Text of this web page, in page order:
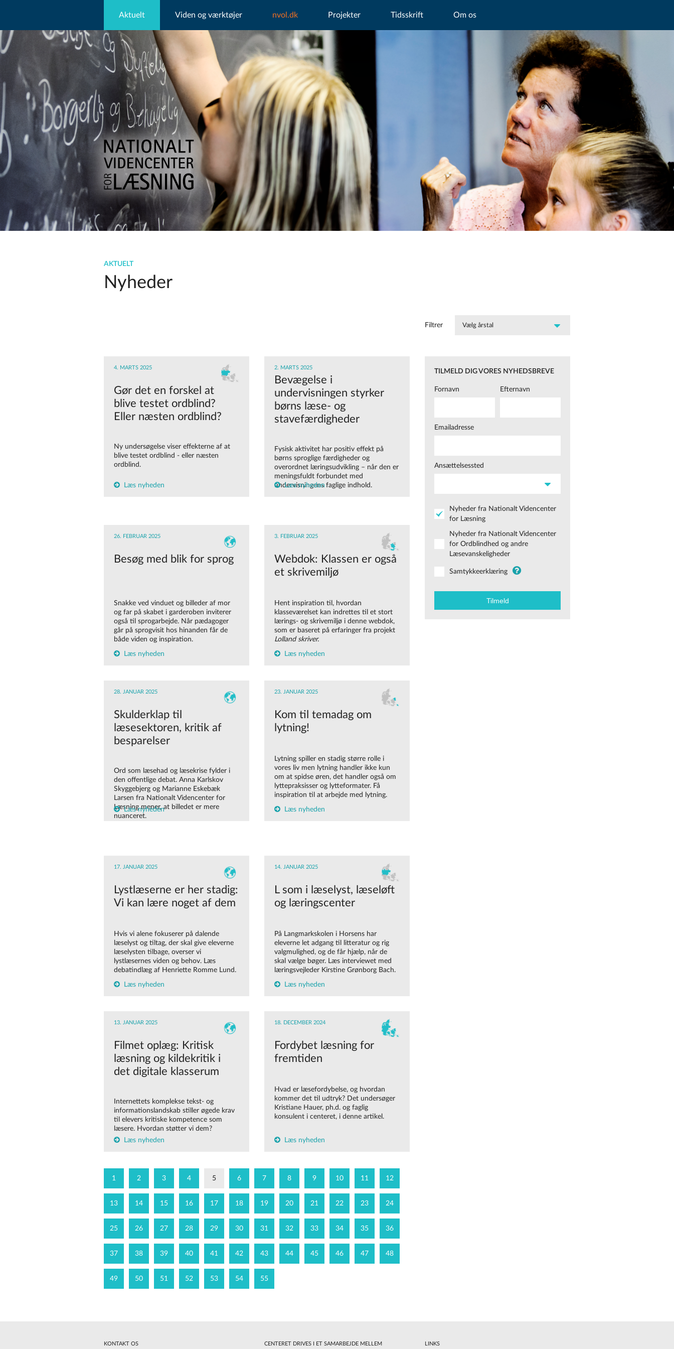
Aktuelt Viden og værktøjer nvol.dk Projekter Tidsskrift Om os
AKTUELT
Nyheder
Filtrer
4. MARTS 2025
Gør det en forskel at
blive testet ordblind?
Eller næsten ordblind?
Ny undersøgelse viser effekterne af at
blive testet ordblind - eller næsten
ordblind.
Læs nyheden
2. MARTS 2025
Bevægelse i
undervisningen styrker
børns læse- og
stavefærdigheder
Fysisk aktivitet har positiv effekt på
børns sproglige færdigheder og
overordnet læringsudvikling – når den er
meningsfuldt forbundet med
undervisningens faglige indhold.
Læs nyheden
26. FEBRUAR 2025
Besøg med blik for sprog
Snakke ved vinduet og billeder af mor
og far på skabet i garderoben inviterer
også til sprogarbejde. Når pædagoger
går på sprogvisit hos hinanden får de
både viden og inspiration.
Læs nyheden
3. FEBRUAR 2025
Webdok: Klassen er også
et skrivemiljø
Hent inspiration til, hvordan
klasseværelset kan indrettes til et stort
lærings- og skrivemiljø i denne webdok,
som er baseret på erfaringer fra projekt
Lolland skriver.
Læs nyheden
28. JANUAR 2025
Skulderklap til
læsesektoren, kritik af
besparelser
Ord som læsehad og læsekrise fylder i
den offentlige debat. Anna Karlskov
Skyggebjerg og Marianne Eskebæk
Larsen fra Nationalt Videncenter for
Læsning mener, at billedet er mere
nuanceret.
Læs nyheden
23. JANUAR 2025
Kom til temadag om
lytning!
Lytning spiller en stadig større rolle i
vores liv men lytning handler ikke kun
om at spidse øren, det handler også om
lyttepraksisser og lytteformater. Få
inspiration til at arbejde med lytning.
Læs nyheden
17. JANUAR 2025
Lystlæserne er her stadig:
Vi kan lære noget af dem
Hvis vi alene fokuserer på dalende
læselyst og tiltag, der skal give eleverne
læselysten tilbage, overser vi
lystlæsernes viden og behov. Læs
debatindlæg af Henriette Romme Lund.
Læs nyheden
14. JANUAR 2025
L som i læselyst, læseløft
og læringscenter
På Langmarkskolen i Horsens har
eleverne let adgang til litteratur og rig
valgmulighed, og de får hjælp, når de
skal vælge bøger. Læs interviewet med
læringsvejleder Kirstine Grønborg Bach.
Læs nyheden
13. JANUAR 2025
Filmet oplæg: Kritisk
læsning og kildekritik i
det digitale klasserum
Internettets komplekse tekst- og
informationslandskab stiller øgede krav
til elevers kritiske kompetence som
læsere. Hvordan støtter vi dem?
Læs nyheden
18. DECEMBER 2024
Fordybet læsning for
fremtiden
Hvad er læsefordybelse, og hvordan
kommer det til udtryk? Det undersøger
Kristiane Hauer, ph.d. og faglig
konsulent i centeret, i denne artikel.
Læs nyheden
1 2 3 4 5 6 7 8 9 10 11 12
13 14 15 16 17 18 19 20 21 22 23 24
25 26 27 28 29 30 31 32 33 34 35 36
37 38 39 40 41 42 43 44 45 46 47 48
49 50 51 52 53 54 55
TILMELD DIG VORES NYHEDSBREVE
Fornavn Efternavn
Emailadresse
Ansættelsessted
Nyheder fra Nationalt Videncenter
for Læsning
Nyheder fra Nationalt Videncenter
for Ordblindhed og andre
Læsevanskeligheder
Samtykkeerklæring
KONTAKT OS CENTERET DRIVES I ET SAMARBEJDE MELLEM LINKS